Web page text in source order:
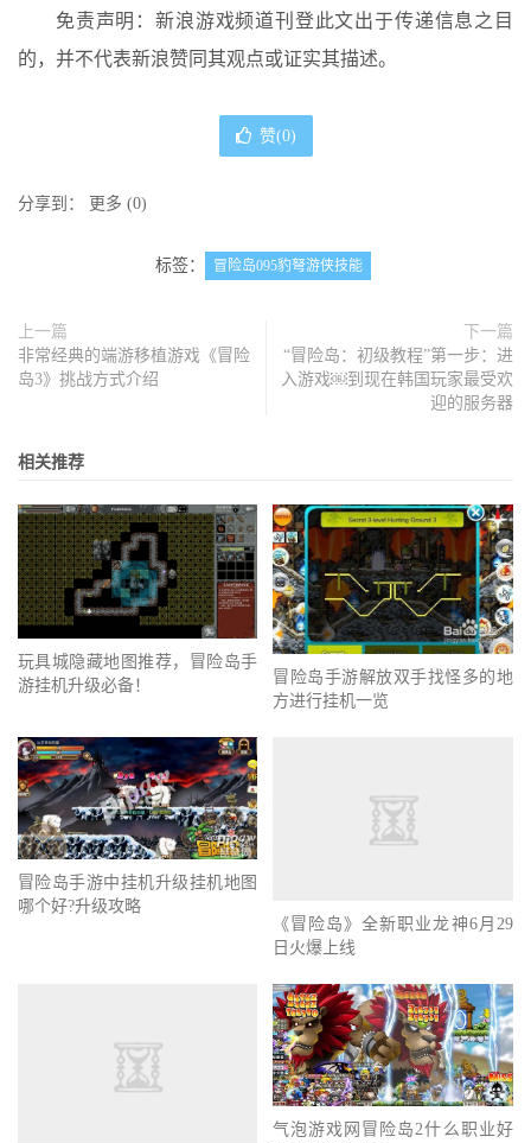
免责声明：新浪游戏频道刊登此文出于传递信息之目
的，并不代表新浪赞同其观点或证实其描述。
赞(0)
分享到： 更多 (0)
标签： 冒险岛095豹弩游侠技能
上一篇
非常经典的端游移植游戏《冒险
岛3》挑战方式介绍
下一篇
“冒险岛：初级教程”第一步：进
入游戏￼到现在韩国玩家最受欢
迎的服务器
相关推荐
玩具城隐藏地图推荐，冒险岛手
游挂机升级必备！
冒险岛手游解放双手找怪多的地
方进行挂机一览
冒险岛手游中挂机升级挂机地图
哪个好?升级攻略
《冒险岛》全新职业龙神6月29
日火爆上线
气泡游戏网冒险岛2什么职业好